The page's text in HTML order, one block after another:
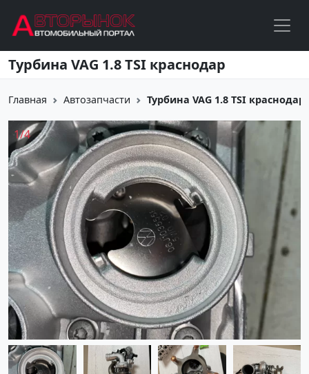
Перейти к основному содержанию
Турбина VAG 1.8 TSI краснодар
Главная Автозапчасти Турбина VAG 1.8 TSI краснодар
1/4